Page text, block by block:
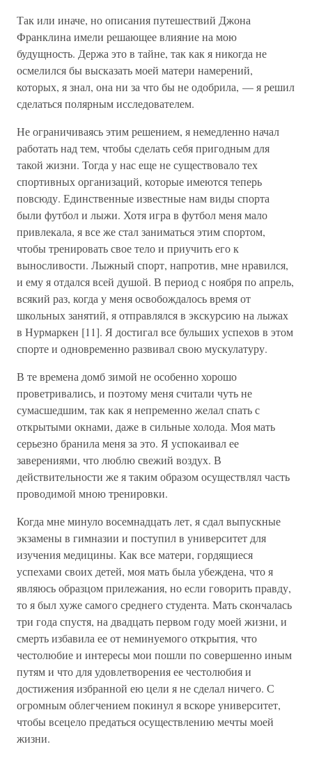
Так или иначе, но описания путешествий Джона
Франклина имели решающее влияние на мою
будущность. Держа это в тайне, так как я никогда не
осмелился бы высказать моей матери намерений,
которых, я знал, она ни за что бы не одобрила, — я решил
сделаться полярным исследователем.
Не ограничиваясь этим решением, я немедленно начал
работать над тем, чтобы сделать себя пригодным для
такой жизни. Тогда у нас еще не существовало тех
спортивных организаций, которые имеются теперь
повсюду. Единственные известные нам виды спорта
были футбол и лыжи. Хотя игра в футбол меня мало
привлекала, я все же стал заниматься этим спортом,
чтобы тренировать свое тело и приучить его к
выносливости. Лыжный спорт, напротив, мне нравился,
и ему я отдался всей душой. В период с ноября по апрель,
всякий раз, когда у меня освобождалось время от
школьных занятий, я отправлялся в экскурсию на лыжах
в Нурмаркен [11]. Я достигал все бульших успехов в этом
спорте и одновременно развивал свою мускулатуру.
В те времена домб зимой не особенно хорошо
проветривались, и поэтому меня считали чуть не
сумасшедшим, так как я непременно желал спать с
открытыми окнами, даже в сильные холода. Моя мать
серьезно бранила меня за это. Я успокаивал ее
заверениями, что люблю свежий воздух. В
действительности же я таким образом осуществлял часть
проводимой мною тренировки.
Когда мне минуло восемнадцать лет, я сдал выпускные
экзамены в гимназии и поступил в университет для
изучения медицины. Как все матери, гордящиеся
успехами своих детей, моя мать была убеждена, что я
являюсь образцом прилежания, но если говорить правду,
то я был хуже самого среднего студента. Мать скончалась
три года спустя, на двадцать первом году моей жизни, и
смерть избавила ее от неминуемого открытия, что
честолюбие и интересы мои пошли по совершенно иным
путям и что для удовлетворения ее честолюбия и
достижения избранной ею цели я не сделал ничего. С
огромным облегчением покинул я вскоре университет,
чтобы всецело предаться осуществлению мечты моей
жизни.